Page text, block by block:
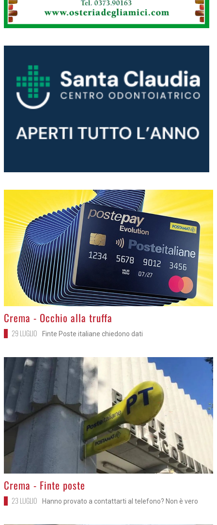
>
Crema - Occhio alla truffa
29 LUGLIO Finte Poste italiane chiedono dati
>
Crema - Finte poste
23 LUGLIO Hanno provato a contattarti al telefono? Non è vero